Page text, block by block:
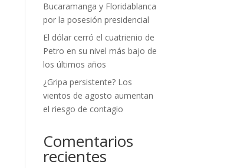
Bucaramanga y Floridablanca
por la posesión presidencial
El dólar cerró el cuatrienio de
Petro en su nivel más bajo de
los últimos años
¿Gripa persistente? Los
vientos de agosto aumentan
el riesgo de contagio
Comentarios
recientes